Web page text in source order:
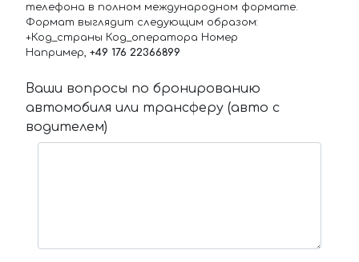
телефона в полном международном формате.
Формат выглядит следующим образом:
+Код_страны Код_оператора Номер
Например, +49 176 22366899
Ваши вопросы по бронированию
автомобиля или трансферу (авто с
водителем)